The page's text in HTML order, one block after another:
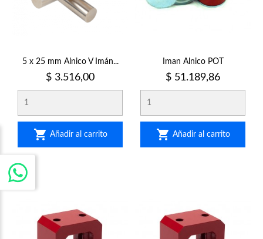
5 x 25 mm Alnico V Imán...
Precio
$ 3.516,00
 Añadir al carrito
Iman Alnico POT
Precio
$ 51.189,86
 Añadir al carrito